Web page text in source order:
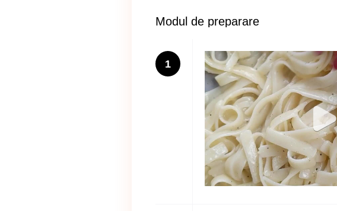
Modul de preparare
1